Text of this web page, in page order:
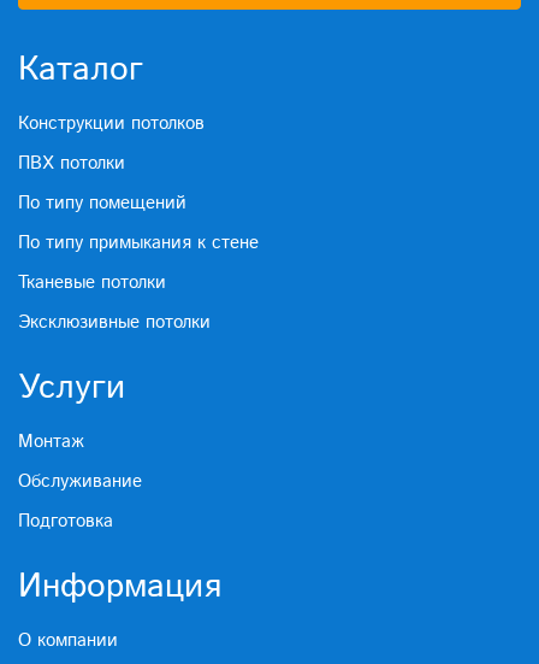
Каталог
Конструкции потолков
ПВХ потолки
По типу помещений
По типу примыкания к стене
Тканевые потолки
Эксклюзивные потолки
Услуги
Монтаж
Обслуживание
Подготовка
Информация
О компании